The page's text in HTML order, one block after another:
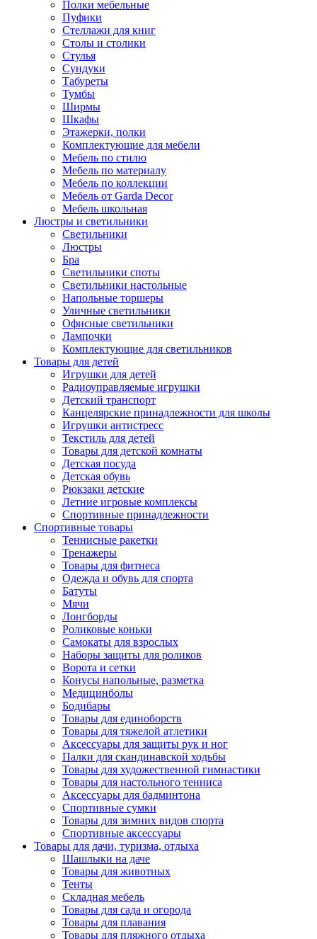
Полки мебельные
Пуфики
Стеллажи для книг
Столы и столики
Стулья
Сундуки
Табуреты
Тумбы
Ширмы
Шкафы
Этажерки, полки
Комплектующие для мебели
Мебель по стилю
Мебель по материалу
Мебель по коллекции
Мебель от Garda Decor
Мебель школьная
Люстры и светильники
Светильники
Люстры
Бра
Светильники споты
Светильники настольные
Напольные торшеры
Уличные светильники
Офисные светильники
Лампочки
Комплектующие для светильников
Товары для детей
Игрушки для детей
Радиоуправляемые игрушки
Детский транспорт
Канцелярские принадлежности для школы
Игрушки антистресс
Текстиль для детей
Товары для детской комнаты
Детская посуда
Детская обувь
Рюкзаки детские
Летние игровые комплексы
Спортивные принадлежности
Спортивные товары
Теннисные ракетки
Тренажеры
Товары для фитнеса
Одежда и обувь для спорта
Батуты
Мячи
Лонгборды
Роликовые коньки
Самокаты для взрослых
Наборы защиты для роликов
Ворота и сетки
Конусы напольные, разметка
Медицинболы
Бодибары
Товары для единоборств
Товары для тяжелой атлетики
Аксессуары для защиты рук и ног
Палки для скандинавской ходьбы
Товары для художественной гимнастики
Товары для настольного тенниса
Аксессуары для бадминтона
Спортивные сумки
Товары для зимних видов спорта
Спортивные аксессуары
Товары для дачи, туризма, отдыха
Шашлыки на даче
Товары для животных
Тенты
Складная мебель
Товары для сада и огорода
Товары для плавания
Товары для пляжного отдыха